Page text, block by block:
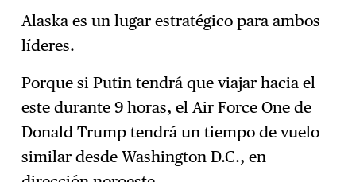
Alaska es un lugar estratégico para ambos
líderes.
Porque si Putin tendrá que viajar hacia el
este durante 9 horas, el Air Force One de
Donald Trump tendrá un tiempo de vuelo
similar desde Washington D.C., en